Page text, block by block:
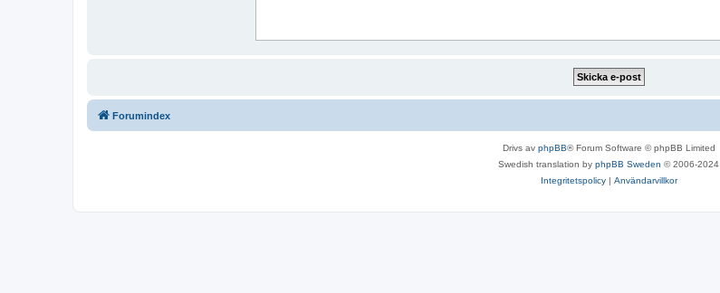
Forumindex
Drivs av phpBB® Forum Software © phpBB Limited
Swedish translation by phpBB Sweden © 2006-2024
Integritetspolicy| Användarvillkor